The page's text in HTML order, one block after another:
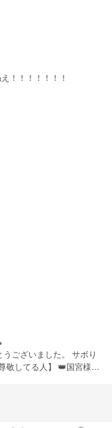
！！！！！！！
ございました。 サボり
】 👑国宮様👑